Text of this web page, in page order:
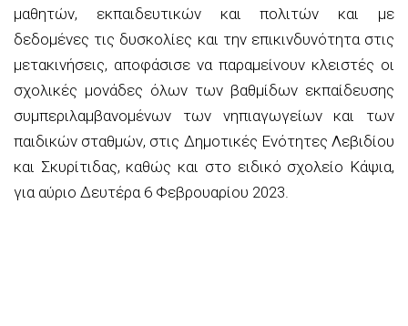
μαθητών, εκπαιδευτικών και πολιτών και με
δεδομένες τις δυσκολίες και την επικινδυνότητα στις
μετακινήσεις, αποφάσισε να παραμείνουν κλειστές οι
σχολικές μονάδες όλων των βαθμίδων εκπαίδευσης
συμπεριλαμβανομένων των νηπιαγωγείων και των
παιδικών σταθμών, στις Δημοτικές Ενότητες Λεβιδίου
και Σκυρίτιδας, καθώς και στο ειδικό σχολείο Κάψια,
για αύριο Δευτέρα 6 Φεβρουαρίου 2023